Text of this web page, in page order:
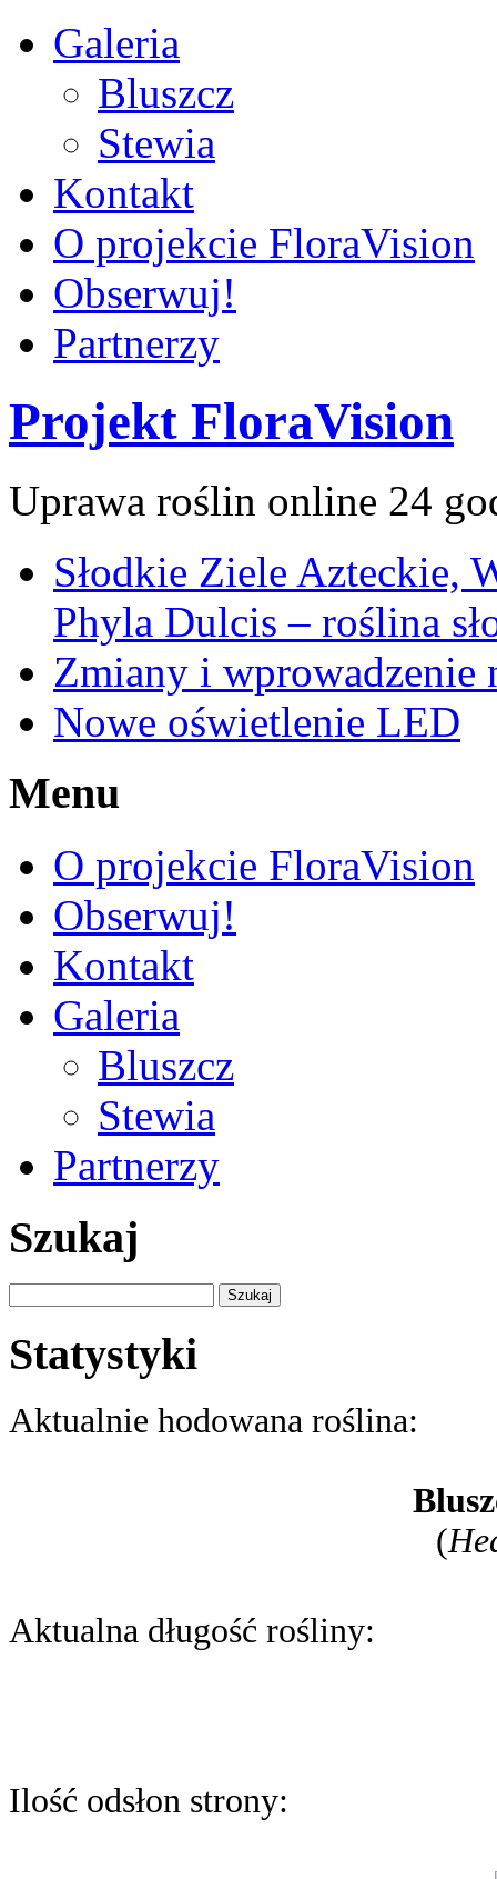
Galeria
Bluszcz
Stewia
Kontakt
O projekcie FloraVision
Obserwuj!
Partnerzy
Projekt FloraVision
Uprawa roślin online 24
Słodkie Ziele Azteckie,
Phyla Dulcis – roślina
Zmiany i
Nowe oświetlenie LED
Menu
O projekcie FloraVision
Obserwuj!
Kontakt
Galeria
Bluszcz
Stewia
Partnerzy
Szukaj
Statystyki
Aktualnie hodowana roślina:
(
Aktualna długość rośliny:
Ilość odsłon strony: